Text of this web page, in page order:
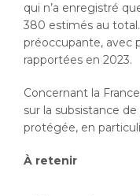
qui n’a enregistré
380 estimés au
préoccupante, avec
rapportées en 2023.
Concernant la
sur la subsistance
protégée, en
À retenir